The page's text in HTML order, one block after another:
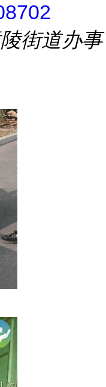
街道办事